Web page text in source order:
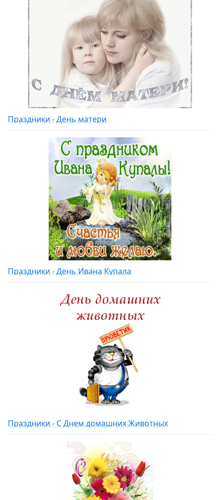
Праздники - День матери
Праздники - День Ивана Купала
Праздники - С Днем домашних Животных